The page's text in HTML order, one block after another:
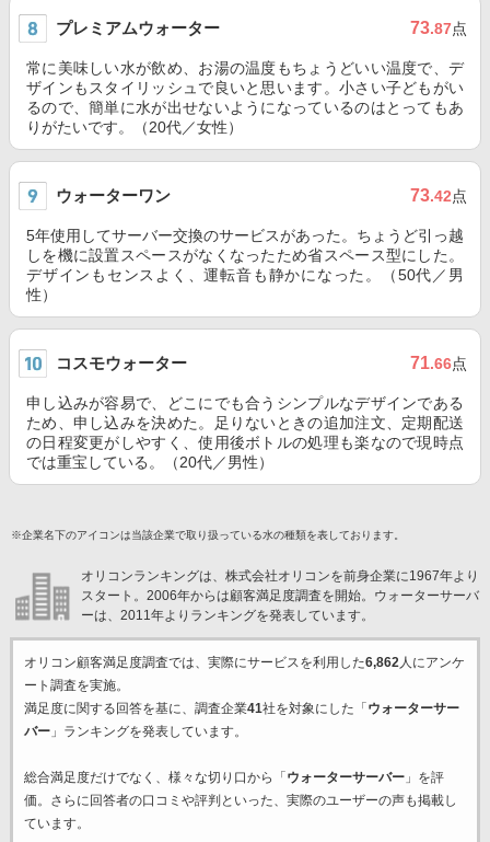
プレミアムウォーター 73.87点
常に美味しい水が飲め、お湯の温度もちょうどいい温度で、デ
ザインもスタイリッシュで良いと思います。小さい子どもがい
るので、簡単に水が出せないようになっているのはとってもあ
りがたいです。（20代／女性）
ウォーターワン 73.42点
5年使用してサーバー交換のサービスがあった。ちょうど引っ越
しを機に設置スペースがなくなったため省スペース型にした。
デザインもセンスよく、運転音も静かになった。（50代／男
性）
コスモウォーター 71.66点
申し込みが容易で、どこにでも合うシンプルなデザインである
ため、申し込みを決めた。足りないときの追加注文、定期配送
の日程変更がしやすく、使用後ボトルの処理も楽なので現時点
では重宝している。（20代／男性）
※企業名下のアイコンは当該企業で取り扱っている水の種類を表しております。
オリコンランキングは、株式会社オリコンを前身企業に1967年より
スタート。2006年からは顧客満足度調査を開始。ウォーターサーバ
ーは、2011年よりランキングを発表しています。
オリコン顧客満足度調査では、実際にサービスを利用した6,862人にアンケ
ート調査を実施。
満足度に関する回答を基に、調査企業41社を対象にした「 ウォーターサー
バー」ランキングを発表しています。
総合満足度だけでなく、様々な切り口から「 ウォーターサーバー」を評
価。さらに回答者の口コミや評判といった、実際のユーザーの声も掲載し
ています。